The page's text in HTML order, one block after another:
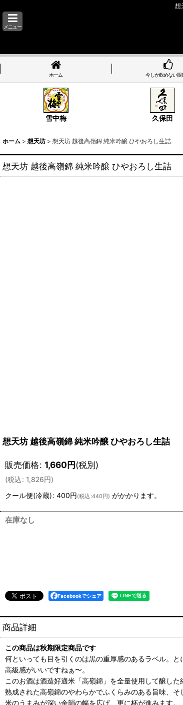
想
メニュー
ホーム 今しか飲めない限
雪中梅 久保田
ホーム > 想天坊 > 想天坊 越後高嶺錦 純米吟醸 ひやおろし生詰
想天坊 越後高嶺錦 純米吟醸 ひやおろし生詰
想天坊 越後高嶺錦 純米吟醸 ひやおろし生詰
販売価格: 1,660円(税別)
(税込: 1,826円)
クール便(冷蔵): 400円(税込 :440円) がかかります。
在庫なし
Facebookでシェア
商品詳細
この商品は秋期限定商品です
何といっても目を引くのは黒の重厚感のあるラベル。と
高級感がいいですねぁ〜。
このお酒は酒造好適米「高嶺錦」を全量使用して醸した
熟成された高嶺錦のやわらかでふくらみのある旨味、そ
米のうまみが深い余韻の幅を広げ、更に杯が進みます。